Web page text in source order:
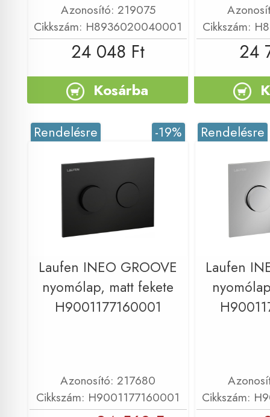
Azonosító: 219075
Cikkszám: H8936020040001
24 048 Ft
Kosárba
Cikkszám:
24
-19%
Rendelésre
Laufen INEO GROOVE
nyomólap, matt fekete
H9001177160001
Azonosító: 217680
Cikkszám: H9001177160001
Rendelésre
Laufen
Cikkszám: